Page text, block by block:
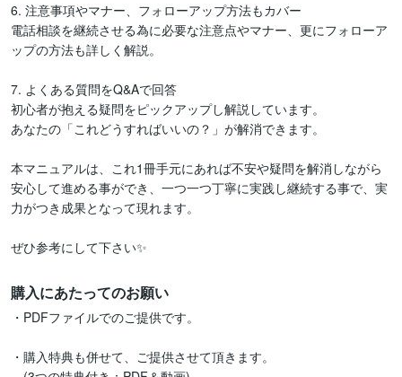
6. 注意事項やマナー、フォローアップ方法もカバー
電話相談を継続させる為に必要な注意点やマナー、更にフォローア
ップの方法も詳しく解説。
7. よくある質問をQ&Aで回答
初心者が抱える疑問をピックアップし解説しています。
あなたの「これどうすればいいの？」が解消できます。
本マニュアルは、これ1冊手元にあれば不安や疑問を解消しながら
安心して進める事ができ、一つ一つ丁寧に実践し継続する事で、実
力がつき成果となって現れます。
ぜひ参考にして下さい✨
購入にあたってのお願い
・PDFファイルでのご提供です。
・購入特典も併せて、ご提供させて頂きます。